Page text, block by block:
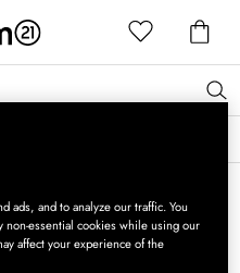
-tuotteista* →
ads, and to analyze our traffic. You
non-essential cookies while using our
affect your experience of the